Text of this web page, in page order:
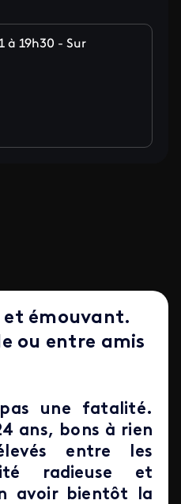
à 19h30 - Sur
sur LinkedIn
émouvant.
ou entre amis
une fatalité.
ans, bons à rien
entre les
radieuse et
avoir bientôt la